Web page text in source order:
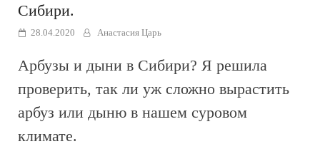
Сибири.
28.04.2020 Анастасия Царь
Арбузы и дыни в Сибири? Я решила
проверить, так ли уж сложно вырастить
арбуз или дыню в нашем суровом
климате.